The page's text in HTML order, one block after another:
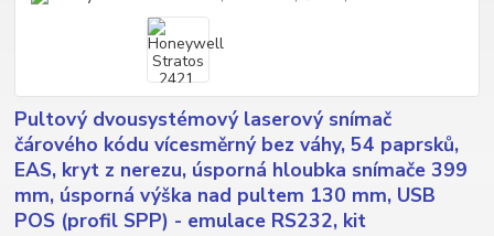
Pultový dvousystémový laserový snímač
čárového kódu vícesměrný bez váhy, 54 paprsků,
EAS, kryt z nerezu, úsporná hloubka snímače 399
mm, úsporná výška nad pultem 130 mm, USB
POS (profil SPP) - emulace RS232, kit